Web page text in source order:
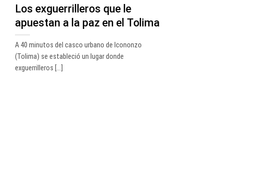
Los exguerrilleros que le
apuestan a la paz en el Tolima
A 40 minutos del casco urbano de Icononzo
(Tolima) se estableció un lugar donde
exguerrilleros [...]